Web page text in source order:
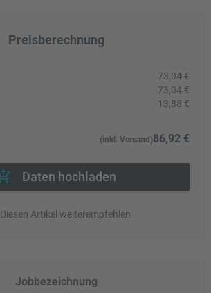
Preisberechnung
73,04 €
73,04 €
13,88 €
86,92 €
(inkl. Versand)
Daten hochladen
Diesen Artikel weiterempfehlen
Jobbezeichnung